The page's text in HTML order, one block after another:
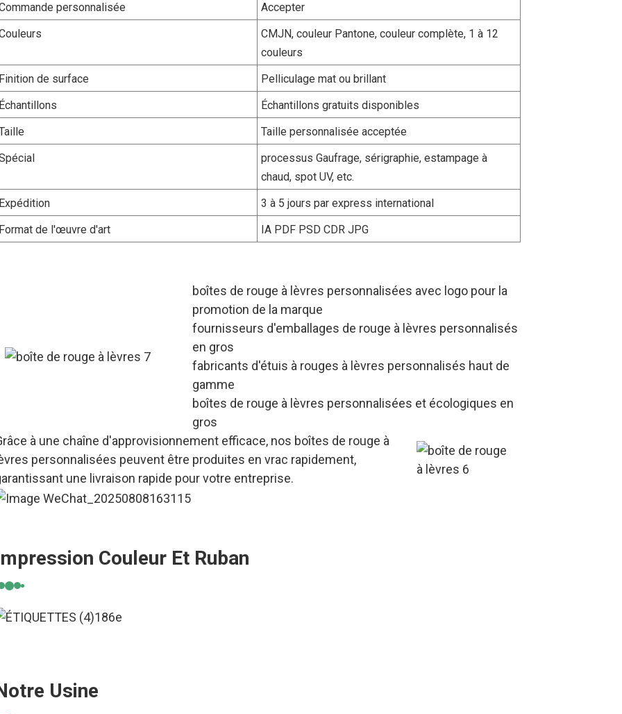
personnalisée
Accepter
CMJN, couleur Pantone, couleur complète, 1 à 12
couleurs
Finition de surface
Pelliculage mat ou brillant
Échantillons
Échantillons gratuits disponibles
Taille personnalisée acceptée
processus Gaufrage, sérigraphie, estampage à
chaud, spot UV, etc.
Expédition
3 à 5 jours par express international
Format de l'œuvre d'art
IA PDF PSD CDR JPG
boîtes de rouge à lèvres personnalisées avec logo pour la
promotion de la marque
fournisseurs d'emballages de rouge à lèvres personnalisés
en gros
fabricants d'étuis à rouges à lèvres personnalisés haut de
gamme
boîtes de rouge à lèvres personnalisées et écologiques en
gros
à une chaîne d'approvisionnement efficace, nos boîtes de rouge à
personnalisées peuvent être produites en vrac rapidement,
une livraison rapide pour votre entreprise.
Couleur Et Ruban
Usine